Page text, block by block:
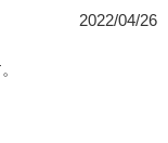
2022/04/26